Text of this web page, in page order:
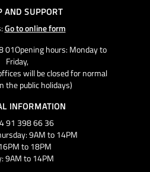
AND SUPPORT
Go to online form
01Opening hours: Monday to
Friday,
will be closed for normal
the public holidays)
INFORMATION
91 398 66 36
9AM to 14PM
to 18PM
9AM to 14PM